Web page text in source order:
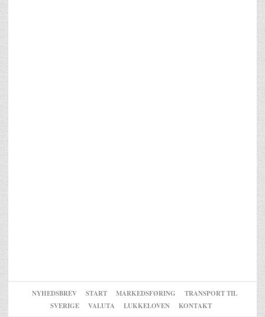
NYHEDSBREV START MARKEDSFØRING
TRANSPORT TIL
SVERIGE
VALUTA LUKKELOVEN KONTAKT